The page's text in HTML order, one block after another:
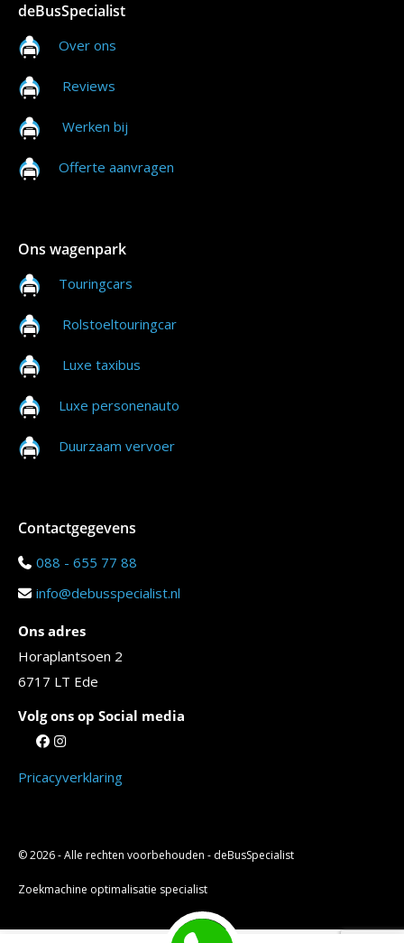
deBusSpecialist
Over ons
Reviews
Werken bij
Offerte aanvragen
Ons wagenpark
Touringcars
Rolstoeltouringcar
Luxe taxibus
Luxe personenauto
Duurzaam vervoer
Contactgegevens
088 - 655 77 88
info@debusspecialist.nl
Ons adres
Horaplantsoen 2
6717 LT Ede
Volg ons op Social media
Pricacyverklaring
© 2026 - Alle rechten voorbehouden - deBusSpecialist
Zoekmachine optimalisatie specialist